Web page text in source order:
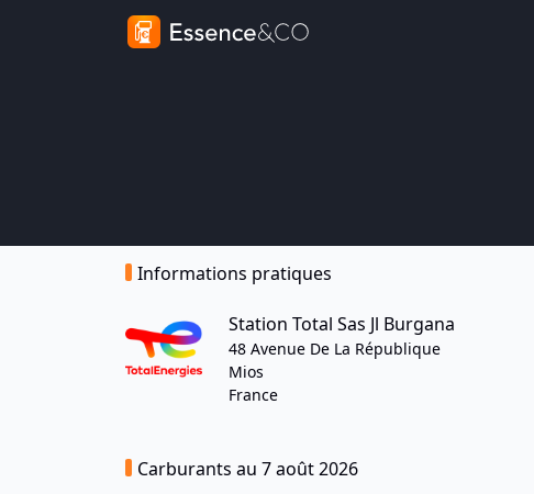
Informations pratiques
Station Total Sas Jl Burgana
48 Avenue De La République
Mios
France
Carburants au 7 août 2026